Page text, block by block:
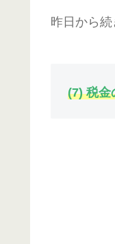
昨日から続
(7) 税